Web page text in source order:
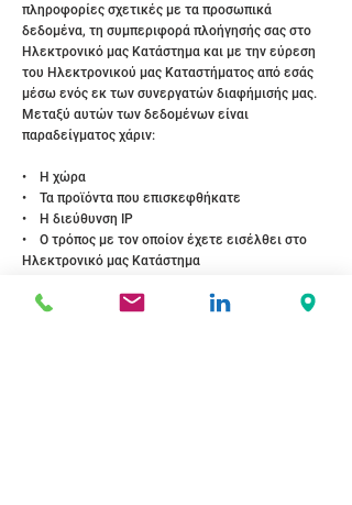
πληροφορίες σχετικές με τα προσωπικά
δεδομένα, τη συμπεριφορά πλοήγησής σας στο
Ηλεκτρονικό μας Κατάστημα και με την εύρεση
του Ηλεκτρονικού μας Καταστήματος από εσάς
μέσω ενός εκ των συνεργατών διαφήμισής μας.
Μεταξύ αυτών των δεδομένων είναι
παραδείγματος χάριν:
• H χώρα
• Τα προϊόντα που επισκεφθήκατε
• Η διεύθυνση IP
• Ο τρόπος με τον οποίον έχετε εισέλθει στο
Ηλεκτρονικό μας Κατάστημα
Ηλεκτρονικό μας Κατάστημα